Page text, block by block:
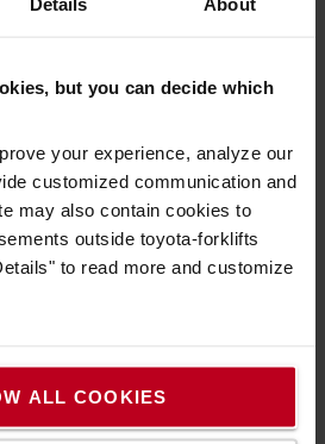
but you can decide which
your experience, analyze our
customized communication and
may also contain cookies to
outside toyota-forklifts
to read more and customize
ALL COOKIES
können Sie gleich zwei
Lagerhausgerät
Anschlüsse von
elektronischen Geräten
etc.
x 2.500 mA,